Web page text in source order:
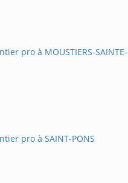
pro à MOUSTIERS-
pro à SAINT-PONS